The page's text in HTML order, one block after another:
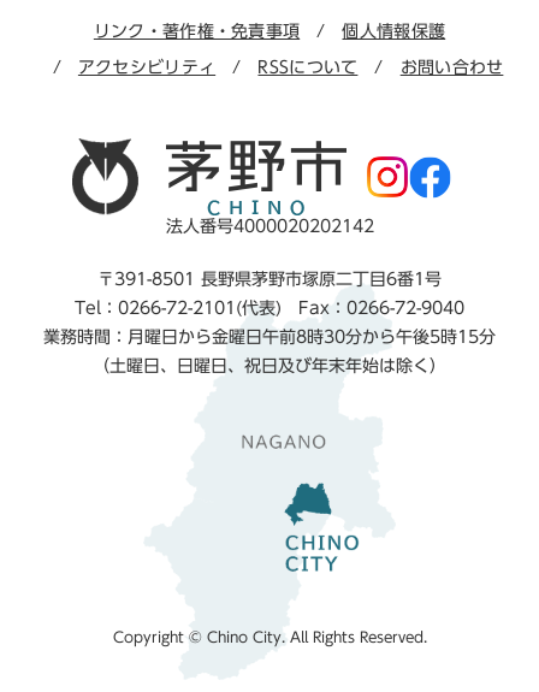
リンク・著作権・免責事項 個人情報保護
アクセシビリティ RSSについて お問い合わせ
法人番号4000020202142
〒391-8501 長野県茅野市塚原二丁目6番1号
Tel：0266-72-2101(代表) Fax：0266-72-9040
業務時間：月曜日から金曜日午前8時30分から午後5時15分
（土曜日、日曜日、祝日及び年末年始は除く）
Copyright © Chino City. All Rights Reserved.